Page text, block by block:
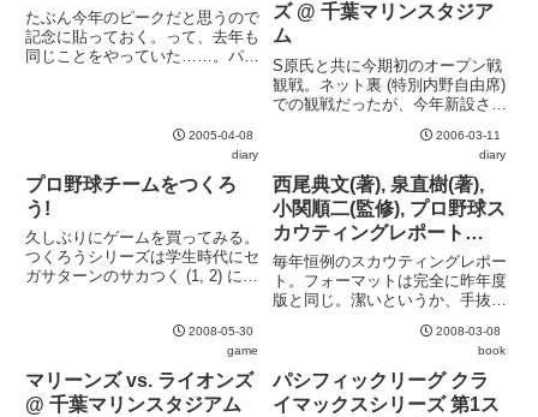
たぶん今年のピークだと思うので
記念に貼っておく。って、去年も
同じことをやっていた……。パ・
2005-04-08
diary
ズ @ 千葉マリンスタジア
ム
S原氏と共に今期初のオープン戦
観戦。ネット裏 (特別内野自由席)
での観戦だったが、今年新設され
が羨ましくてたまらなくなる塀内
の田吾作スタイルは初様リスペク
トか (イチローも最近真似し始め
たし、流行ってるのか？...
2006-03-11
diary
プロ野球チームをつくろ
う!
久しぶりにゲームを買ってみる。
つくろうシリーズは学生時代にセ
ガサターンのサカつく (1, 2) にハ
っとコクがなさ過ぎる気も。通算
記録が全く保存されないのはちょ
っと萎える往年の名選...
2008-05-30
game
西尾典文(著), 泉直樹(著),
小関順二(監修), プロ野球ス
カウティングレポート
2008
毎年恒例のスカウティングレポー
ト。フォーマットは完全に昨年度
版と同じ。潔いというか、手抜き
ータ山盛り本はこれしかないので
ありがたいことには変わりない。
2008-03-08
book
マリーンズ vs. ライオンズ
@ 千葉マリンスタジアム
パシフィックリーグ クラ
イマックスシリーズ 第1ス